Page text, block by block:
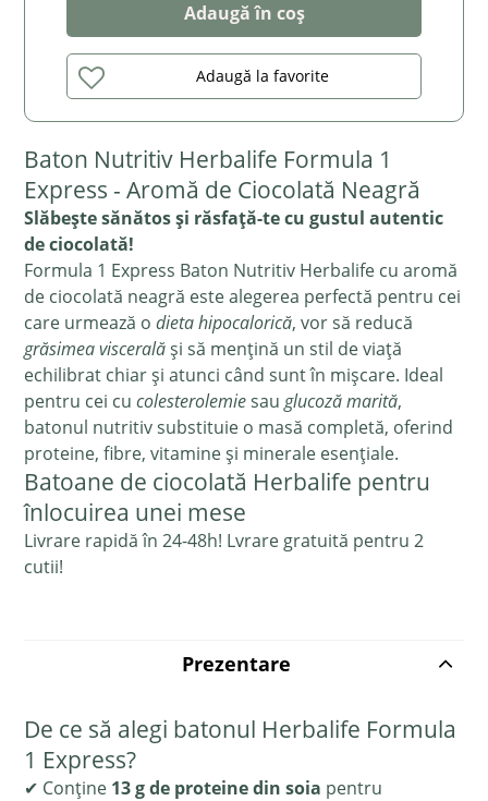
Baton Nutritiv Herbalife Formula 1
Express - Aromă de Ciocolată Neagră
Slăbește sănătos și răsfață-te cu gustul autentic
de ciocolată!
Formula 1 Express Baton Nutritiv Herbalife cu aromă
de ciocolată neagră este alegerea perfectă pentru cei
care urmează odieta hipocalorică, vor să reducă
grăsimea visceralăși să mențină un stil de viață
echilibrat chiar și atunci când sunt în mișcare. Ideal
pentru cei cucolesterolemiesauglucoză marită,
batonul nutritiv substituie o masă completă, oferind
proteine, fibre, vitamine și minerale esențiale.
Batoane de ciocolată Herbalife pentru
înlocuirea unei mese
Livrare rapidă în 24-48h! Lvrare gratuită pentru 2
cutii!
Adaugă în coș
Adaugă la favorite
Prezentare
De ce să alegi batonul Herbalife Formula
1 Express?
✔ Conține 13 g de proteine din soia pentru